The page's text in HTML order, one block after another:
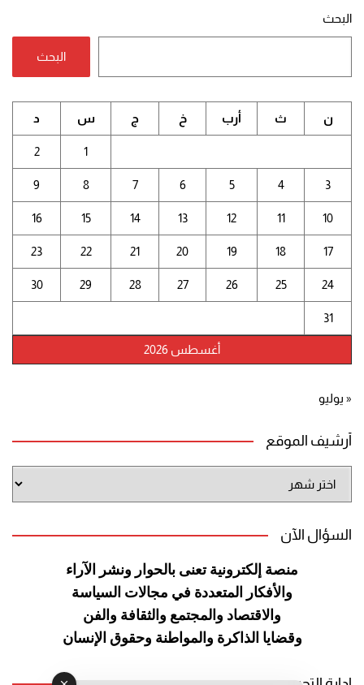
البحث
البحث
أغسطس 2026
ن ث أرب خ ج س د
1
2
3
4
5
6
7
8
9
10
11
12
13
14
15
16
17
18
19
20
21
22
23
24
25
26
27
28
29
30
31
« يوليو
أرشيف الموقع
الموقع
السؤال الآن
منصة إلكترونية تعنى بالحوار ونشر
الآراء
والأفكار المتعددة في مجالات السياسة
والاقتصاد والمجتمع والثقافة والفن
وقضايا الذاكرة والمواطنة وحقوق الإنسان